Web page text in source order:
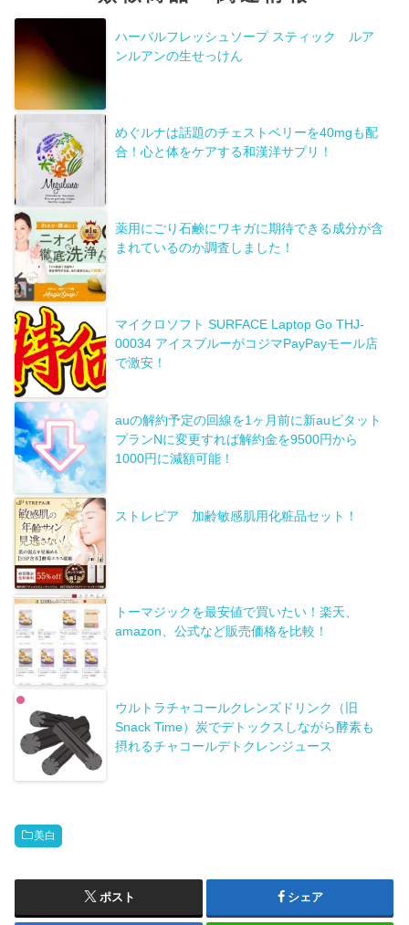
ハーバルフレッシュソープ スティック ルア
ンルアンの生せっけん
めぐルナは話題のチェストベリーを40mgも配
合！心と体をケアする和漢洋サプリ！
薬用にごり石鹸にワキガに期待できる成分が含
まれているのか調査しました！
マイクロソフト SURFACE Laptop Go THJ-
00034 アイスブルーがコジマPayPayモール店
で激安！
auの解約予定の回線を1ヶ月前に新auピタット
プランNに変更すれば解約金を9500円から
1000円に減額可能！
ストレピア 加齢敏感肌用化粧品セット！
トーマジックを最安値で買いたい！楽天、
amazon、公式など販売価格を比較！
ウルトラチャコールクレンズドリンク（旧
Snack Time）炭でデトックスしながら酵素も
摂れるチャコールデトクレンジュース
美白
ポスト シェア